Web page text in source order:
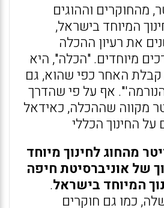
מהחוקרים וההוגים
המיוחד בישראל,
את רעיון ההכלה
מיוחדים. "הכלה", היא
קבלת האחר כפי שהוא, גם
אף על פי שהדרך
מקווה שההכלה, כאידאל
על החינוך הכללי
מהחוג לחינוך מיוחד
של אוניברסיטת חיפה
המיוחד בישראל.
כמו גם חוקרים